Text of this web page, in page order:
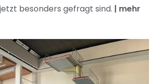
besonders gefragt sind. | mehr